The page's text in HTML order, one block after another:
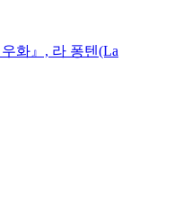
화』, 라 퐁텐(La